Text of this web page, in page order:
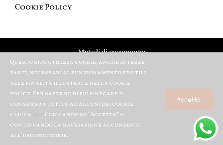
Cookie Policy
Metodi di pagamento:
© Copyright 2012 – 2020 | All Rights Reserved | Powered Aralgrafica
Questo sito utilizza cookie, anche di terze
parti, necessari al funzionamento ed utili
alle finalità illustrate nella cookie
policy. Per saperne di più o negare il
consenso a tutti o ad alcuni dei cookie
clicca
. Cliccando su “Accetto” o
continuando la navigazione acconsenti
all’uso dei cookie.
Accetto